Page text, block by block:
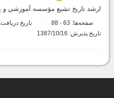
ارشد تاريخ تشيع مؤسسه آموزشي و
صفحه‌ها: 63
-
تاریخ دریافت: 1387/08/12
تاریخ پذیرش: 1387/10/16